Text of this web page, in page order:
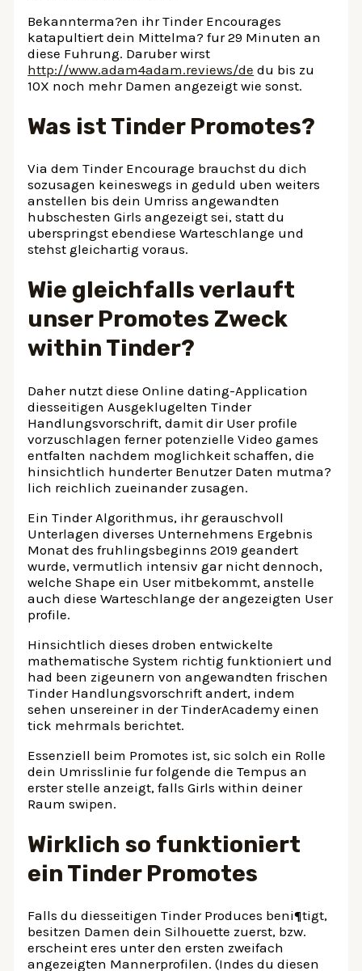
Bekannterma?en ihr Tinder Encourages
katapultiert dein Mittelma? fur 29 Minuten an
diese Fuhrung. Daruber wirst
http://www.adam4adam.reviews/de du bis zu
10X noch mehr Damen angezeigt wie sonst.
Was ist Tinder Promotes?
Via dem Tinder Encourage brauchst du dich
sozusagen keineswegs in geduld uben weiters
anstellen bis dein Umriss angewandten
hubschesten Girls angezeigt sei, statt du
uberspringst ebendiese Warteschlange und
stehst gleichartig voraus.
Wie gleichfalls verlauft
unser Promotes Zweck
within Tinder?
Daher nutzt diese Online dating-Application
diesseitigen Ausgeklugelten Tinder
Handlungsvorschrift, damit dir User profile
vorzuschlagen ferner potenzielle Video games
entfalten nachdem moglichkeit schaffen, die
hinsichtlich hunderter Benutzer Daten mutma?
lich reichlich zueinander zusagen.
Ein Tinder Algorithmus, ihr gerauschvoll
Unterlagen diverses Unternehmens Ergebnis
Monat des fruhlingsbeginns 2019 geandert
wurde, vermutlich intensiv gar nicht dennoch,
welche Shape ein User mitbekommt, anstelle
auch diese Warteschlange der angezeigten User
profile.
Hinsichtlich dieses droben entwickelte
mathematische System richtig funktioniert und
had been zigeunern von angewandten frischen
Tinder Handlungsvorschrift andert, indem
sehen unsereiner in der TinderAcademy einen
tick mehrmals berichtet.
Essenziell beim Promotes ist, sic solch ein Rolle
dein Umrisslinie fur folgende die Tempus an
erster stelle anzeigt, falls Girls within deiner
Raum swipen.
Wirklich so funktioniert
ein Tinder Promotes
Falls du diesseitigen Tinder Produces beni¶tigt,
besitzen Damen dein Silhouette zuerst, bzw.
erscheint eres unter den ersten zweifach
angezeigten Mannerprofilen. (Indes du diesen